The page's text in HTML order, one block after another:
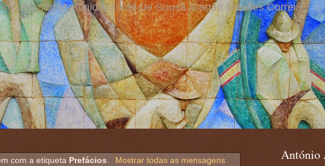
Aragão (António Manuel De Sousa Aragão Mendes Correia)
com a etiqueta Prefácios. Mostrar todas as mensagens António